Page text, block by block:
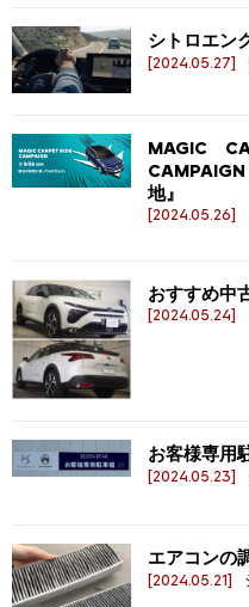
シトロエン
[2024.05.27]
MAGIC
地』
[2024.05.26]
おすすめ中
[2024.05.24]
お客様専用
[2024.05.23]
エアコンの
[2024.05.21]